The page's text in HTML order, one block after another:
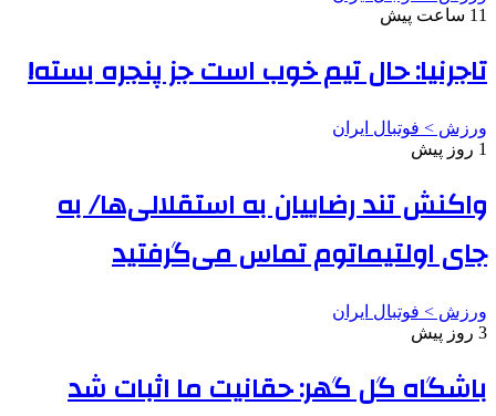
11 ساعت پیش
تاجرنیا: حال تیم خوب است جز پنجره بسته!
ورزش > فوتبال ایران
1 روز پیش
واکنش تند رضاییان به استقلالی‌ها/ به
جای اولتیماتوم تماس می‌گرفتید
ورزش > فوتبال ایران
3 روز پیش
باشگاه گل گهر: حقانیت ما اثبات شد